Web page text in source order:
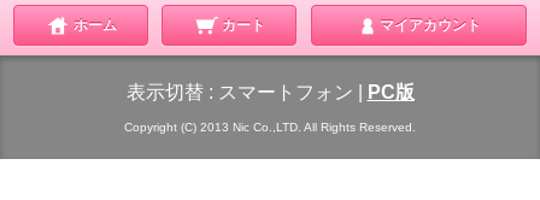
ホーム カート マイアカウント
表示切替 : スマートフォン PC版
Copyright (C) 2013 Nic Co.,LTD. All Rights Reserved.